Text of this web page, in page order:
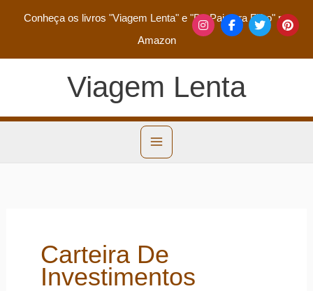
Conheça os livros "Viagem Lenta" e "De Pai para Filho"na
Amazon
Viagem Lenta
Carteira De
Investimentos